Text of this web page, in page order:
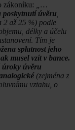
zákoníku:
„…
poskytnutí úvěru
2 až 25 %) podle
délky a účelu
Tím je
splatnost jeho
musel vzít v bance.
úroky úvěru
(zejména z
vztahu, o